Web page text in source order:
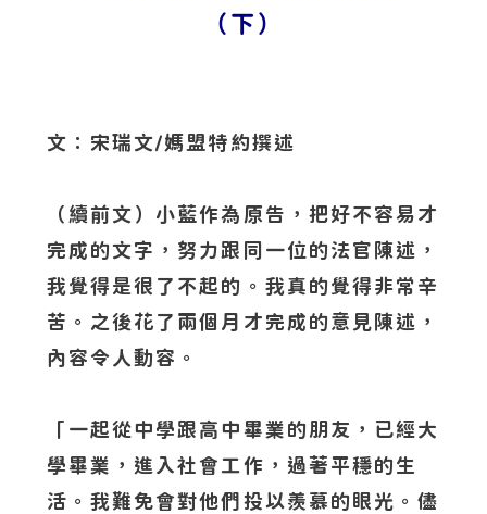
（下）
文：宋瑞文/媽盟特約撰述
（續前文）小藍作為原告，把好不容易才
完成的文字，努力跟同一位的法官陳述，
我覺得是很了不起的。我真的覺得非常辛
苦。之後花了兩個月才完成的意見陳述，
內容令人動容。
「一起從中學跟高中畢業的朋友，已經大
學畢業，進入社會工作，過著平穩的生
活。我難免會對他們投以羨慕的眼光。儘